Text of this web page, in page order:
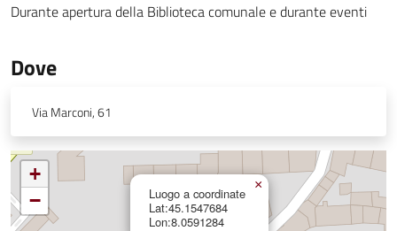
Durante apertura della Biblioteca comunale e durante eventi
Dove
Via Marconi, 61
Luogo a coordinate
Lat:45.1547684
Lon:8.0591284
×
+
−